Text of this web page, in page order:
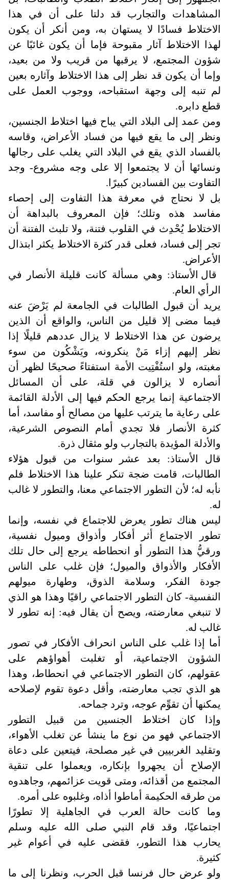
المشاهدات والتجارب قد دلتا على أن في هذا
الاختلاط فسادًا لا يستهان به، ومن أنكر أن يكون
لهذا الاختلاط آثار مقبوحة فإما أن يكون غائبًا عن
شؤون المجتمع، لا يرقبها من قريب ولا من بعيد،
وإما أن يكون قد نظر إلى هذا الاختلاط وآثاره بعين
لم تنبه إلى وجهة استقباحه، ووجوب العمل على
قطع دابره.
ومن عمد إلى البلاد التي يباح فيها اختلاط الجنسين،
ونظر إلى ما يقع فيها من فساد الأعراض، وقاسه
بالفساد الذي يقع في البلاد التي يغلب على رجالها
ونسائها أن لا يجتمعوا إلا على وجه مشروع- وجد
التفاوت بين الفسادين كبيرًا .
بل لا نحتاج في معرفة هذا التفاوت إلى إحصاء
مفاسد هذه وتلك؛ فإن المعروف بالبداهة أن
الاختلاط يُحْدِث في القلوب فتنة، ولا تلبث الفتنة أن
تجر إلى فساد، فعلى قدر كثرة الاختلاط يكثر ابتذال
الأعراض.
قال الأستاذ: وهي مسألة كانت قليلة الأنصار في
الرأي العام.
يريد أن قبول الطالبات في الجامعة لم يَرْضَ عنه
فيما مضى إلا قليل من الناس، والواقع أن الذين
يرضون عن هذا الاختلاط لا يزال عددهم قليلًا إذا
نظر إليهم إزاء مَنْ ينكرونه، ويَشْكُون من سوء
مغبته، ولو استُفْتِيت الأمة استفتاءً صحيحًا لظهر أن
أنصاره لا يزالون في قلة، على أن المسائل
الاجتماعية إنما يرجع الحكم فيها إلى الأدلة القائمة
على رعاية ما يترتب عليها من مصالح أو مفاسد، أما
كثرة الأنصار فلا تجدي أمام النصوص الشرعية،
والأدلة المؤيدة بالتجارب ولو مثقال ذرة.
قال الأستاذ: بعد عشر سنوات من قبول هؤلاء
الطالبات، قامت ضجة تنكر علينا هذا الاختلاط فلم
نأبه له؛ لأن التطور الاجتماعي معنا، والتطور لا غالب
له.
ليس هناك تطور يعرض للاجتماع في نفسه، وإنما
تطور الاجتماع أثر أفكار وأذواق وميول نفسية،
ورقيُّ هذا التطور أو انحطاطه يرجع إلى حال تلك
الأفكار والأذواق والميول؛ فإن غلب على الناس
جودة الفكر، وسلامة الذوق، وطهارة ميولهم
النفسية- كان التطور الاجتماعي راقيًا وهذا هو الذي
لا تنبغي معارضته، ويصح أن يقال فيه: إنه تطور لا
غالب له.
أما إذا غلب على الناس انحراف الأفكار في تصور
الشؤون الاجتماعية، أو تغلبت أهواؤهم على
عقولهم، كان التطور الاجتماعي في انحطاط، وهذا
هو الذي تجب معارضته، وأقل دعوة تقوم لإصلاحه
يمكنها أن تقوِّم عوجه، وترد جماحه.
وإذا كان اختلاط الجنسين من قبيل التطور
الاجتماعي فهو من نوع ما ينشأ عن تغلب الأهواء،
وتقليد الغربيين في غير مصلحة، فيتعين على دعاة
الإصلاح أن يجهروا بإنكاره، ويعملوا على تنقية
المجتمع من أقذائه، ومتى قويت عزائمهم، وجاهدوه
من طرقه الحكيمة أماطوا أذاه، وغلبوه على أمره.
وما كانت حالة العرب في الجاهلية إلا تطورًا
اجتماعيًا، وقد قام النبي صلى الله عليه وسلم
يحارب هذا التطور، فقضى عليه في أعوام غير
كثيرة.
ولو عرض حال فرنسا قبل الحرب، ونظرنا إلى ما